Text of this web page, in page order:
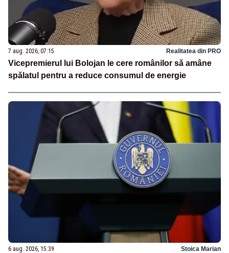
7 aug. 2026, 07:15 Realitatea din PRO
Vicepremierul lui Bolojan le cere românilor să amâne
spălatul pentru a reduce consumul de energie
6 aug. 2026, 15:39 Stoica Marian